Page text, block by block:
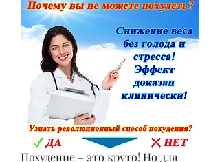
Похудение – это круто! Но для